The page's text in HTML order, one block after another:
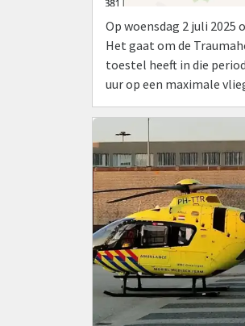
Op woensdag 2 juli 2025
Het gaat om de
toestel heeft in die
uur op een maximale